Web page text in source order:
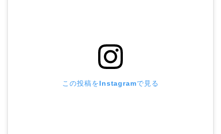
この投稿をInstagramで見る